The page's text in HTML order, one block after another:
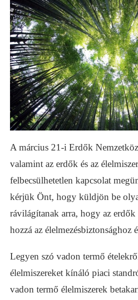
A március 21-i Erdők
valamint az erdők és az
felbecsülhetetlen kapcsolat
kérjük Önt, hogy küldjön be
rávilágítanak arra, hogy az
hozzá az élelmezésbiztonsághoz
Legyen szó vadon termő
élelmiszereket kínáló piaci
vadon termő élelmiszerek